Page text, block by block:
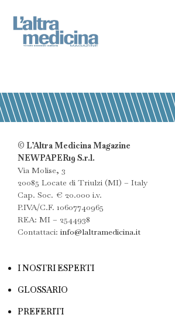
© L’Altra Medicina Magazine
NEWPAPER19 S.r.l.
Via Molise, 3
20085 Locate di Triulzi (MI) – Italy
Cap. Soc. € 20.000 i.v.
P.IVA/C.F. 10607740965
REA: MI – 2544938
Contattaci: info@laltramedicina.it
I NOSTRI ESPERTI
GLOSSARIO
PREFERITI